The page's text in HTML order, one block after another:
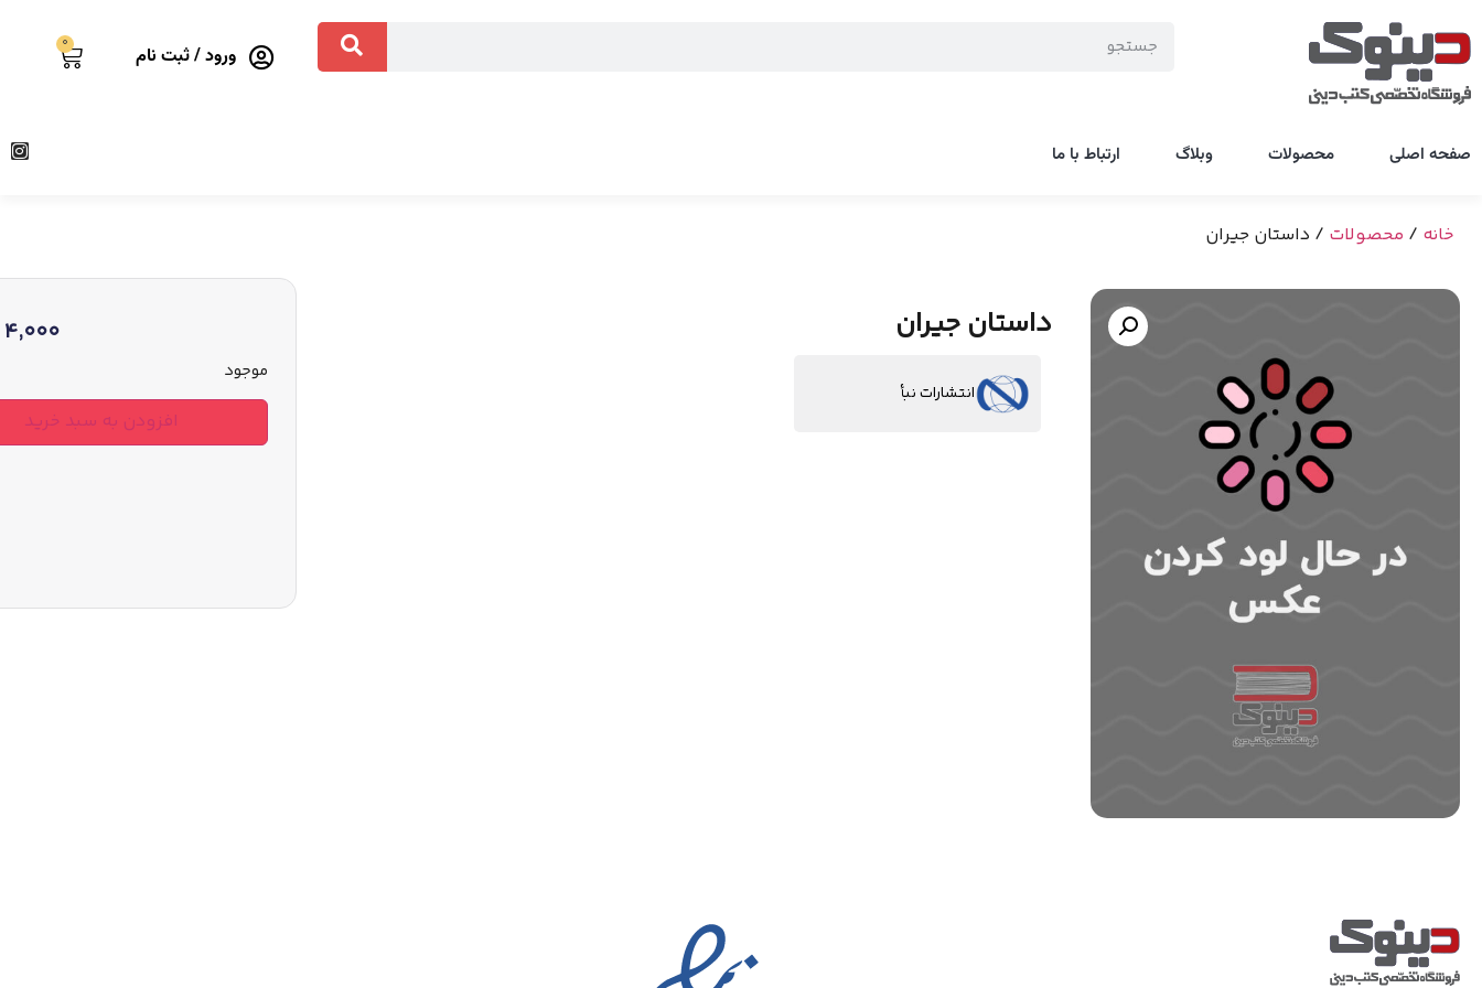
ورود / ثبت نام 0
صفحه اصلی محصولات وبلاگ ارتباط با ما
خانه / محصولات / داستان جیران
داستان جیران
انتشارات نبأ
4,000
موجود
افزودن به سبد خرید